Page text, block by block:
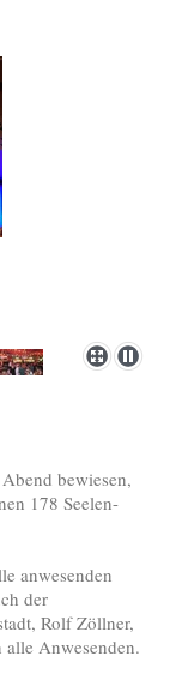
bewiesen,
178 Seelen-
anwesenden
der
Rolf Zöllner,
Anwesenden.